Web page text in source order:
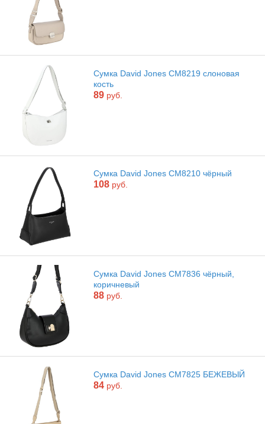
Сумка David Jones CM8219 слоновая
кость
89 руб.
Сумка David Jones CM8210 чёрный
108 руб.
Сумка David Jones CM7836 чёрный,
коричневый
88 руб.
Сумка David Jones CM7825 БЕЖЕВЫЙ
84 руб.